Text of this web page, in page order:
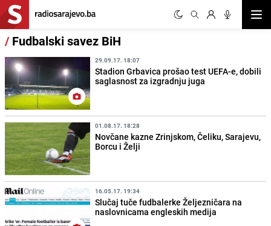
/ Fudbalski savez BiH
29.09.17. 18:07
Stadion Grbavica prošao test UEFA-e, dobili
saglasnost za izgradnju juga
01.08.17. 18:28
Novčane kazne Zrinjskom, Čeliku, Sarajevu,
Borcu i Želji
16.05.17. 19:34
Slučaj tuče fudbalerke Željezničara na
naslovnicama engleskih medija